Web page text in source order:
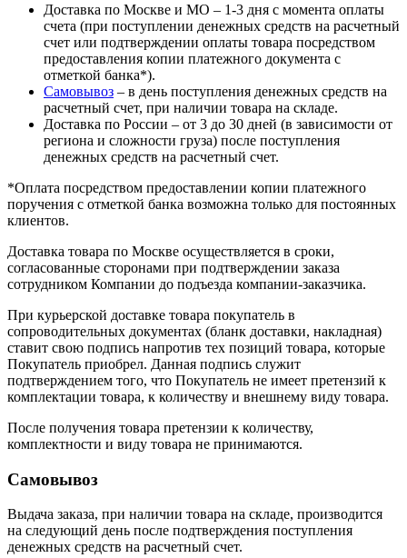
Доставка по Москве и МО – 1-3 дня с момента оплаты
счета (при поступлении денежных средств на расчетный
счет или подтверждении оплаты товара посредством
предоставления копии платежного документа с
отметкой банка*).
Самовывоз – в день поступления денежных средств на
расчетный счет, при наличии товара на складе.
Доставка по России – от 3 до 30 дней (в зависимости от
региона и сложности груза) после поступления
денежных средств на расчетный счет.
*Оплата посредством предоставлении копии платежного
поручения с отметкой банка возможна только для постоянных
клиентов.
Доставка товара по Москве осуществляется в сроки,
согласованные сторонами при подтверждении заказа
сотрудником Компании до подъезда компании-заказчика.
При курьерской доставке товара покупатель в
сопроводительных документах (бланк доставки, накладная)
ставит свою подпись напротив тех позиций товара, которые
Покупатель приобрел. Данная подпись служит
подтверждением того, что Покупатель не имеет претензий к
комплектации товара, к количеству и внешнему виду товара.
После получения товара претензии к количеству,
комплектности и виду товара не принимаются.
Самовывоз
Выдача заказа, при наличии товара на складе, производится
на следующий день после подтверждения поступления
денежных средств на расчетный счет.